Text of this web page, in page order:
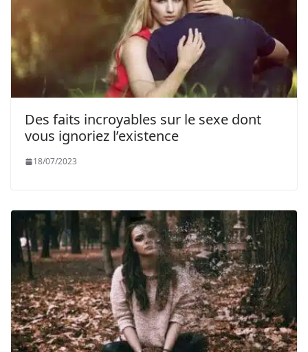
Des faits incroyables sur le sexe dont
vous ignoriez l’existence
18/07/2023